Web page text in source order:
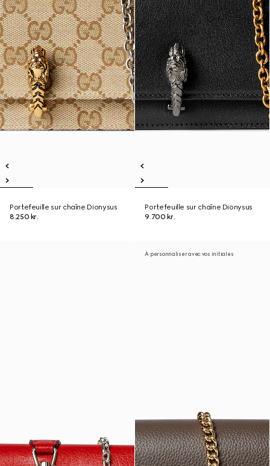
Portefeuille sur chaîne Dionysus
8.250 kr.
Portefeuille sur chaîne Dionysus
9.700 kr.
À personnaliser avec vos initiales